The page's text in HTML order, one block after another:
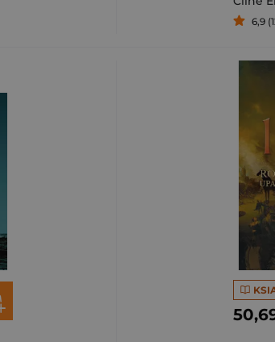
6,9